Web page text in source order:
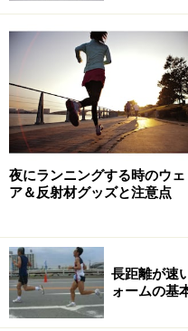
弾力性に富み、し
マシン
夜にランニングする時のウェ
ア＆反射材グッズと注意点
長距離が速
ォームの基